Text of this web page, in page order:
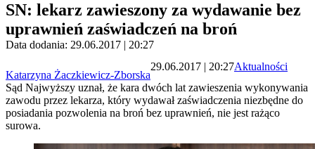
SN: lekarz zawieszony za wydawanie bez
uprawnień zaświadczeń na broń
Data dodania: 29.06.2017 | 20:27
Katarzyna Żaczkiewicz-Zborska
29.06.2017 | 20:27Aktualności
Sąd Najwyższy uznał, że kara dwóch lat zawieszenia wykonywania
zawodu przez lekarza, który wydawał zaświadczenia niezbędne do
posiadania pozwolenia na broń bez uprawnień, nie jest rażąco
surowa.